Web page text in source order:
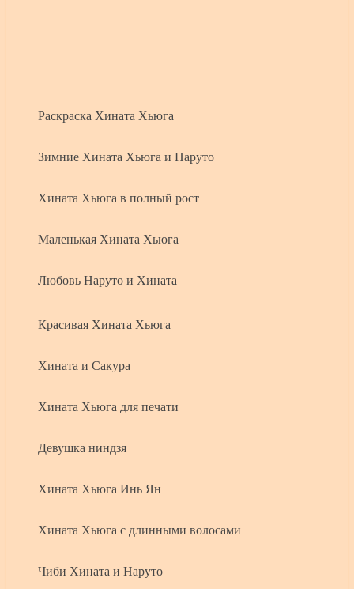
Раскраска Хината Хьюга
Зимние Хината Хьюга и Наруто
Хината Хьюга в полный рост
Маленькая Хината Хьюга
Любовь Наруто и Хината
Красивая Хината Хьюга
Хината и Сакура
Хината Хьюга для печати
Девушка ниндзя
Хината Хьюга Инь Ян
Хината Хьюга с длинными волосами
Чиби Хината и Наруто